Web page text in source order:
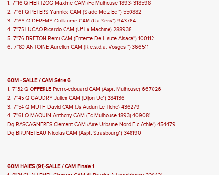
1. 7''16 Q HERTZOG Maxime CAM (Fc Mulhouse 1893) 318598
2. 7''61 Q PETERS Yannick CAM (Stade Metz Ec *) 550882
3. 7''66 Q DEREMY Guillaume CAM (Ua Sens*) 943764
4. 7''75 LUCAO Ricardo CAM (Uf La Machine) 288938
5. 7''76 BRETON Remi CAM (Entente De Haute Alsace*) 100112
6. 7''80 ANTOINE Aurelien CAM (R.e.s.d.a. Vosges *) 366511
60M - SALLE / CAM Série 6
1. 7''32 Q OFFERLE Pierre-edouard CAM (Asptt Mulhouse) 667026
2. 7''45 Q GAUDRY Julien CAM (Dijon Uc*) 284136
3. 7''54 Q MUTH David CAM (Js Audun Le Tiche) 436279
4. 7''61 Q MAQUIN Anthony CAM (Fc Mulhouse 1893) 409081
Dq RASCAGNERES Clement CAM (Aire Urbaine Nord F-c Athle*) 454479
Dq BRUNETEAU Nicolas CAM (Asptt Strasbourg*) 348190
60M HAIES (91)-SALLE / CAM Finale 1